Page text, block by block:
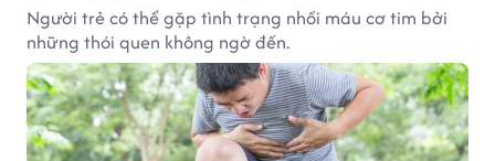
Người trẻ có thể gặp tình trạng nhồi máu cơ tim bởi
những thói quen không ngờ đến.